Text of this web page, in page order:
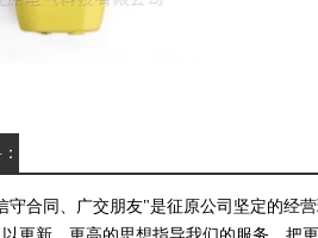
守合同、广交朋友"是征原公司坚定的经